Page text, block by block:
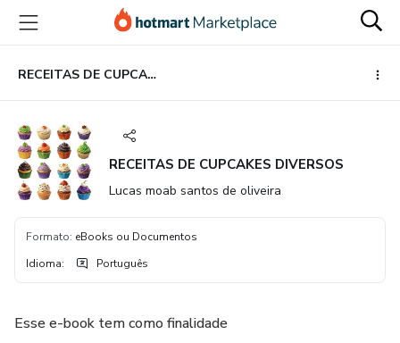
para
conteúdo
principal
para
pagamento
para
rodapé
RECEITAS DE CUPCAKES DIVERSOS
RECEITAS DE CUPCAKES DIVERSOS
Lucas moab santos de oliveira
Formato: eBooks ou Documentos
Idioma: Português
Esse e-book tem como finalidade